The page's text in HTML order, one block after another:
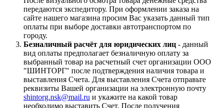
передаются экспедитору. При оформлении заказа на
сайте нашего магазина просим Вас указать данный тип
оплаты при выборе доставки автотранспортом по
городу.
Безналичный расчёт для юридических лиц - данный
вид оплаты предполагает безналичную оплату за
выбранный товар на расчетный счет организации ООО
"ШИНТОРГ" после подтверждения наличия товара и
выставления Счета. Для выставления Счета отправьте
реквизиты Вашей организации на электронную почту
shintorg.nsk@mail.ru и укажите на какой товар
необходимо выставить Счет. После получения